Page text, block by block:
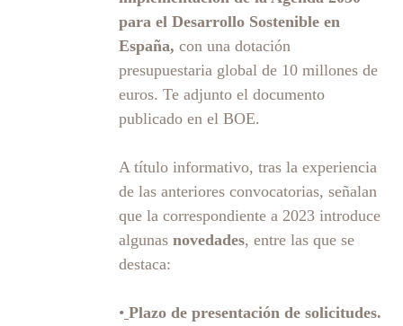
para el Desarrollo Sostenible en
España, con una dotación
presupuestaria global de 10 millones de
euros. Te adjunto el documento
publicado en el BOE.
A título informativo, tras la experiencia
de las anteriores convocatorias, señalan
que la correspondiente a 2023 introduce
algunas novedades, entre las que se
destaca:
• Plazo de presentación de solicitudes.